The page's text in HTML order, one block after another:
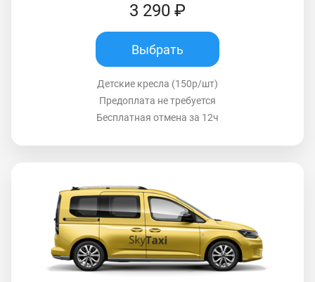
3 290 ₽
Выбрать
Детские кресла (150р/шт)
Предоплата не требуется
Бесплатная отмена за 12ч